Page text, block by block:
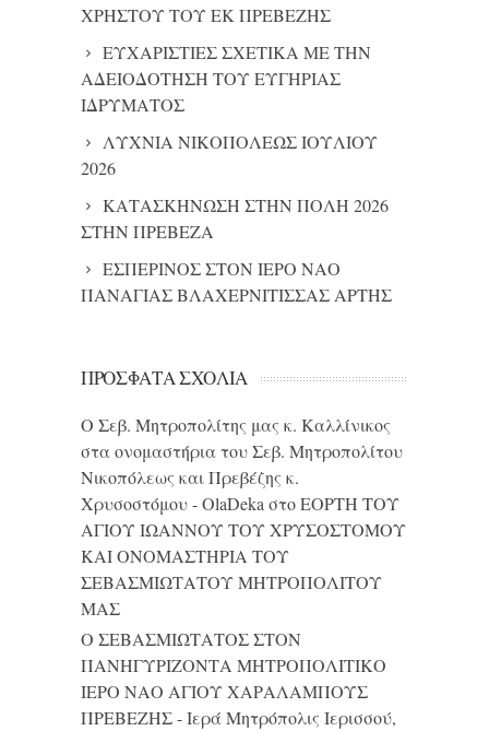
ΧΡΗΣΤΟΥ ΤΟΥ ΕΚ ΠΡΕΒΕΖΗΣ
ΕΥΧΑΡΙΣΤΙΕΣ ΣΧΕΤΙΚΑ ΜΕ ΤΗΝ
ΑΔΕΙΟΔΟΤΗΣΗ ΤΟΥ ΕΥΓΗΡΙΑΣ
ΙΔΡΥΜΑΤΟΣ
ΛΥΧΝΙΑ ΝΙΚΟΠΟΛΕΩΣ ΙΟΥΛΙΟΥ
2026
ΚΑΤΑΣΚΗΝΩΣΗ ΣΤΗΝ ΠΟΛΗ 2026
ΣΤΗΝ ΠΡΕΒΕΖΑ
ΕΣΠΕΡΙΝΟΣ ΣΤΟΝ ΙΕΡΟ ΝΑΟ
ΠΑΝΑΓΙΑΣ ΒΛΑΧΕΡΝΙΤΙΣΣΑΣ ΑΡΤΗΣ
ΠΡΌΣΦΑΤΑ ΣΧΌΛΙΑ
Ο Σεβ. Μητροπολίτης μας κ. Καλλίνικος
στα ονομαστήρια του Σεβ. Μητροπολίτου
Νικοπόλεως και Πρεβέζης κ.
Χρυσοστόμου - OlaDeka στοΕΟΡΤΗ ΤΟΥ
ΑΓΙΟΥ ΙΩΑΝΝΟΥ ΤΟΥ ΧΡΥΣΟΣΤΟΜΟΥ
ΚΑΙ ONΟΜΑΣΤΗΡΙΑ ΤΟΥ
ΣΕΒΑΣΜΙΩΤΑΤΟΥ ΜΗΤΡΟΠΟΛΙΤΟΥ
ΜΑΣ
Ο ΣΕΒΑΣΜΙΩΤΑΤΟΣ ΣΤΟΝ
ΠΑΝΗΓΥΡΙΖΟΝΤΑ ΜΗΤΡΟΠΟΛΙΤΙΚΟ
ΙΕΡΟ ΝΑΟ ΑΓΙΟΥ ΧΑΡΑΛΑΜΠΟΥΣ
ΠΡΕΒΕΖΗΣ - Ιερά Μητρόπολις Ιερισσού,